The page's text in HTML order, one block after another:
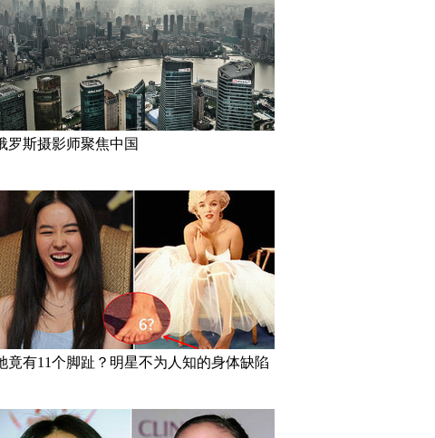
罗斯摄影师聚焦中国
竟有11个脚趾？明星不为人知的身体缺陷